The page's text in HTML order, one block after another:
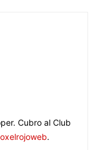
Cubro al Club
.